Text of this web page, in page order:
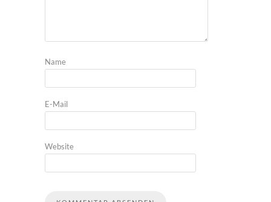
Name
E-Mail
Website